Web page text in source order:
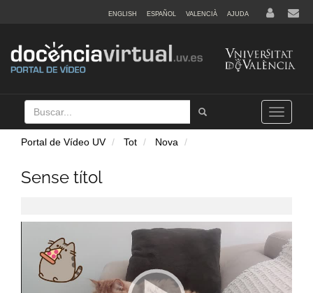
ENGLISH ESPAÑOL VALENCIÀ AJUDA
Buscar
Tramet
Toggle
navigation
Portal de Vídeo UV Tot Nova
Sense títol